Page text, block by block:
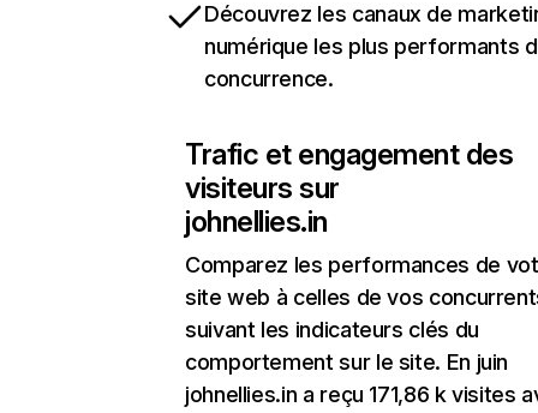
Découvrez les canaux de
numérique les plus performants
concurrence.
Trafic et engagement des
visiteurs sur
johnellies.in
Comparez les performances de
site web à celles de vos
suivant les indicateurs clés du
comportement sur le site. En juin
johnellies.in a reçu 171,86 k visites